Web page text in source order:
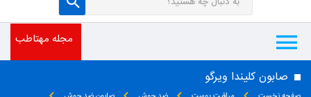
مجله مهتاطب
صابون کلیندا ویرگو